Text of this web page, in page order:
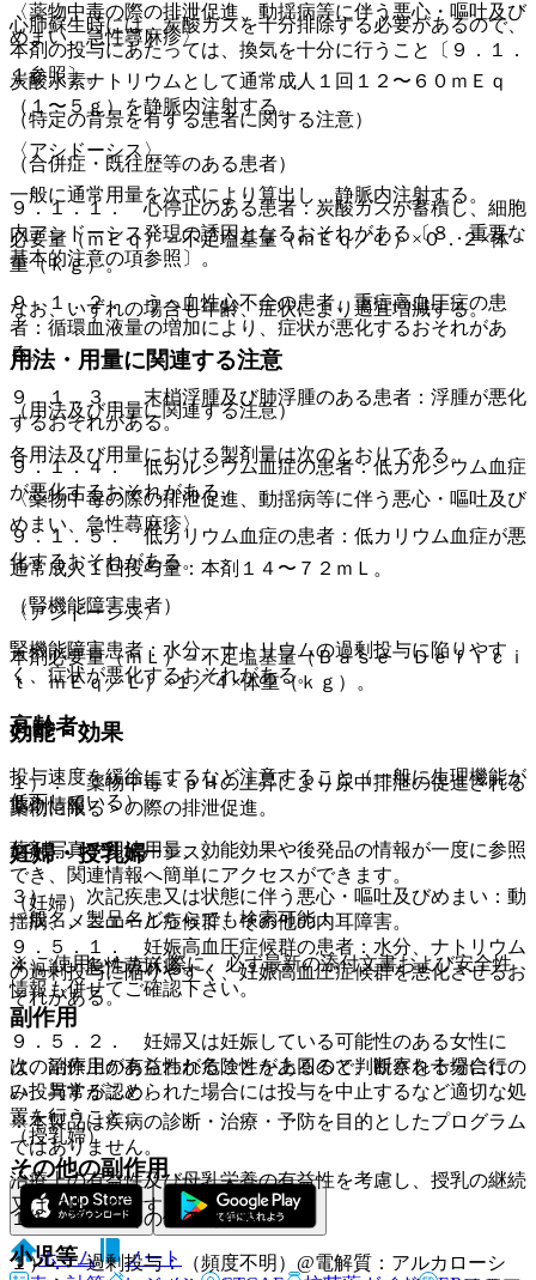
心肺蘇生時には、炭酸ガスを十分排除する必要があるので、
本剤の投与にあたっては、換気を十分に行うこと〔９．１．
１参照〕。
（特定の背景を有する患者に関する注意）
（合併症・既往歴等のある患者）
９．１．１． 心停止のある患者：炭酸ガスが蓄積し、細胞
内アシドーシス発現の誘因となるおそれがある〔８．重要な
基本的注意の項参照〕。
９．１．２． うっ血性心不全の患者、重症高血圧症の患
者：循環血液量の増加により、症状が悪化するおそれがあ
る。
９．１．３． 末梢浮腫及び肺浮腫のある患者：浮腫が悪化
するおそれがある。
９．１．４． 低カルシウム血症の患者：低カルシウム血症
が悪化するおそれがある。
９．１．５． 低カリウム血症の患者：低カリウム血症が悪
化するおそれがある。
（腎機能障害患者）
腎機能障害患者：水分、ナトリウムの過剰投与に陥りやす
く、症状が悪化するおそれがある。
高齢者
投与速度を緩徐にするなど注意すること（一般に生理機能が
低下している）。
妊婦・授乳婦
（妊婦）
９．５．１． 妊娠高血圧症候群の患者：水分、ナトリウム
の過剰投与に陥りやすく、妊娠高血圧症候群を悪化させるお
それがある。
９．５．２． 妊婦又は妊娠している可能性のある女性に
は、治療上の有益性が危険性を上回ると判断される場合にの
み投与すること。
（授乳婦）
治療上の有益性及び母乳栄養の有益性を考慮し、授乳の継続
又は中止を検討すること。
小児等
〈薬物中毒の際の排泄促進、動揺病等に伴う悪心・嘔吐及び
めまい、急性蕁麻疹〉
炭酸水素ナトリウムとして通常成人１回１２〜６０ｍＥｑ
（１〜５ｇ）を静脈内注射する。
〈アシドーシス〉
一般に通常用量を次式により算出し、静脈内注射する。
必要量（ｍＥｑ）＝不足塩基量（ｍＥｑ／Ｌ）×０．２×体
重（ｋｇ）。
なお、いずれの場合も年齢、症状により適宜増減する。
用法・用量に関連する注意
（用法及び用量に関連する注意）
各用法及び用量における製剤量は次のとおりである。
〈薬物中毒の際の排泄促進、動揺病等に伴う悪心・嘔吐及び
めまい、急性蕁麻疹〉
通常成人１回投与量：本剤１４〜７２ｍＬ。
〈アシドーシス〉
本剤必要量（ｍＬ）＝不足塩基量（Ｂａｓｅ Ｄｅｆｉｃｉ
ｔ ｍＥｑ／Ｌ）×１／４×体重（ｋｇ）。
効能・効果
１）． 薬物中毒＜ｐＨの上昇により尿中排泄の促進される
薬物に限る＞の際の排泄促進。
２）． アシドーシス。
３）． 次記疾患又は状態に伴う悪心・嘔吐及びめまい：動
揺病、メニエール症候群、その他の内耳障害。
４）． 急性蕁麻疹。
副作用
次の副作用があらわれることがあるので、観察を十分に行
い、異常が認められた場合には投与を中止するなど適切な処
置を行うこと。
その他の副作用
１１．２． その他の副作用
１）． 過剰投与：（頻度不明）@電解質：アルカローシ
薬剤情報
薬剤写真、用法用量、効能効果や後発品の情報が一度に参照
でき、関連情報へ簡単にアクセスができます。
一般名、製品名どちらでも検索可能！
※ ご使用いただく際に、必ず最新の添付文書および安全性
情報も併せてご確認下さい。
※本製品は疾病の診断・治療・予防を目的としたプログラム
ではありません。
ホーム
ノート